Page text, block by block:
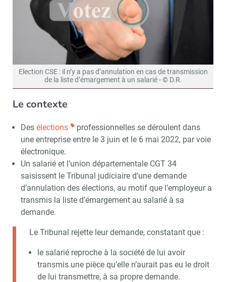
Election CSE : il n’y a pas d’annulation en cas de transmission
de la liste d’émargement à un salarié - © D.R.
Le contexte
Des élections
professionnelles se déroulent dans
une entreprise entre le 3 juin et le 6 mai 2022, par voie
électronique.
Un salarié et l’union départementale CGT 34
saisissent le Tribunal judiciaire d’une demande
d’annulation des élections, au motif que l’employeur a
transmis la liste d’émargement au salarié à sa
demande.
Le Tribunal rejette leur demande, constatant que :
le salarié reproche à la société de lui avoir
transmis une pièce qu’elle n’aurait pas eu le droit
de lui transmettre, à sa propre demande.